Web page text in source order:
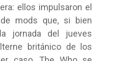
ellos impulsaron el
mods que, si bien
jornada del jueves
británico de los